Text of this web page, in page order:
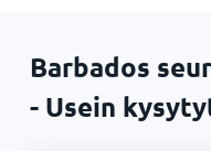
Barbados
- Usein